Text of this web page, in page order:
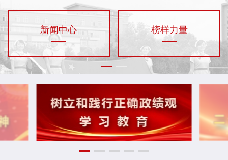
新闻中心 榜样力量